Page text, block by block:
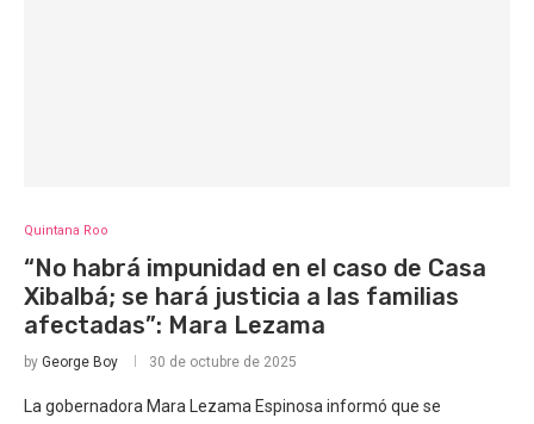
Quintana Roo
“No habrá impunidad en el caso de Casa
Xibalbá; se hará justicia a las familias
afectadas”: Mara Lezama
by George Boy 30 de octubre de 2025
La gobernadora Mara Lezama Espinosa informó que se